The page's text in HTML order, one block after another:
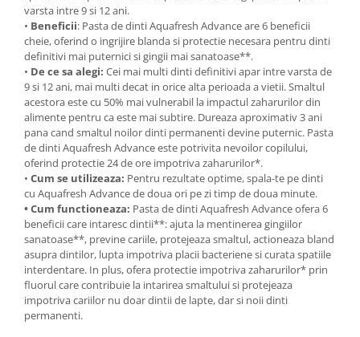
varsta intre 9 si 12 ani.
• Beneficii: Pasta de dinti Aquafresh Advance are 6 beneficii
cheie, oferind o ingrijire blanda si protectie necesara pentru dinti
definitivi mai puternici si gingii mai sanatoase**.
• De ce sa alegi: Cei mai multi dinti definitivi apar intre varsta de
9 si 12 ani, mai multi decat in orice alta perioada a vietii. Smaltul
acestora este cu 50% mai vulnerabil la impactul zaharurilor din
alimente pentru ca este mai subtire. Dureaza aproximativ 3 ani
pana cand smaltul noilor dinti permanenti devine puternic. Pasta
de dinti Aquafresh Advance este potrivita nevoilor copilului,
oferind protectie 24 de ore impotriva zaharurilor*.
• Cum se utilizeaza: Pentru rezultate optime, spala-te pe dinti
cu Aquafresh Advance de doua ori pe zi timp de doua minute.
• Cum functioneaza: Pasta de dinti Aquafresh Advance ofera 6
beneficii care intaresc dintii**: ajuta la mentinerea gingiilor
sanatoase**, previne cariile, protejeaza smaltul, actioneaza bland
asupra dintilor, lupta impotriva placii bacteriene si curata spatiile
interdentare. In plus, ofera protectie impotriva zaharurilor* prin
fluorul care contribuie la intarirea smaltului si protejeaza
impotriva cariilor nu doar dintii de lapte, dar si noii dinti
permanenti.